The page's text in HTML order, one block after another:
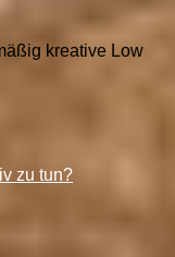
kreative Low
zu tun?